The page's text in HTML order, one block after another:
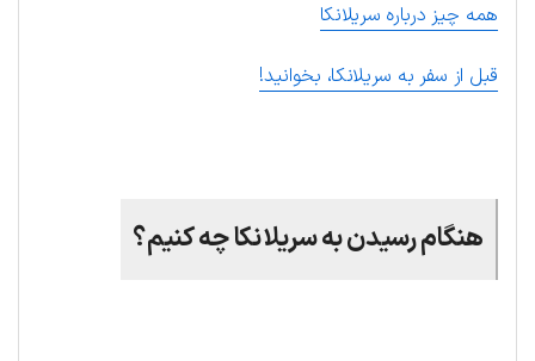
همه چیز درباره سریلانکا
قبل از سفر به سریلانکا، بخوانید!
هنگام رسیدن به سریلانکا چه کنیم؟